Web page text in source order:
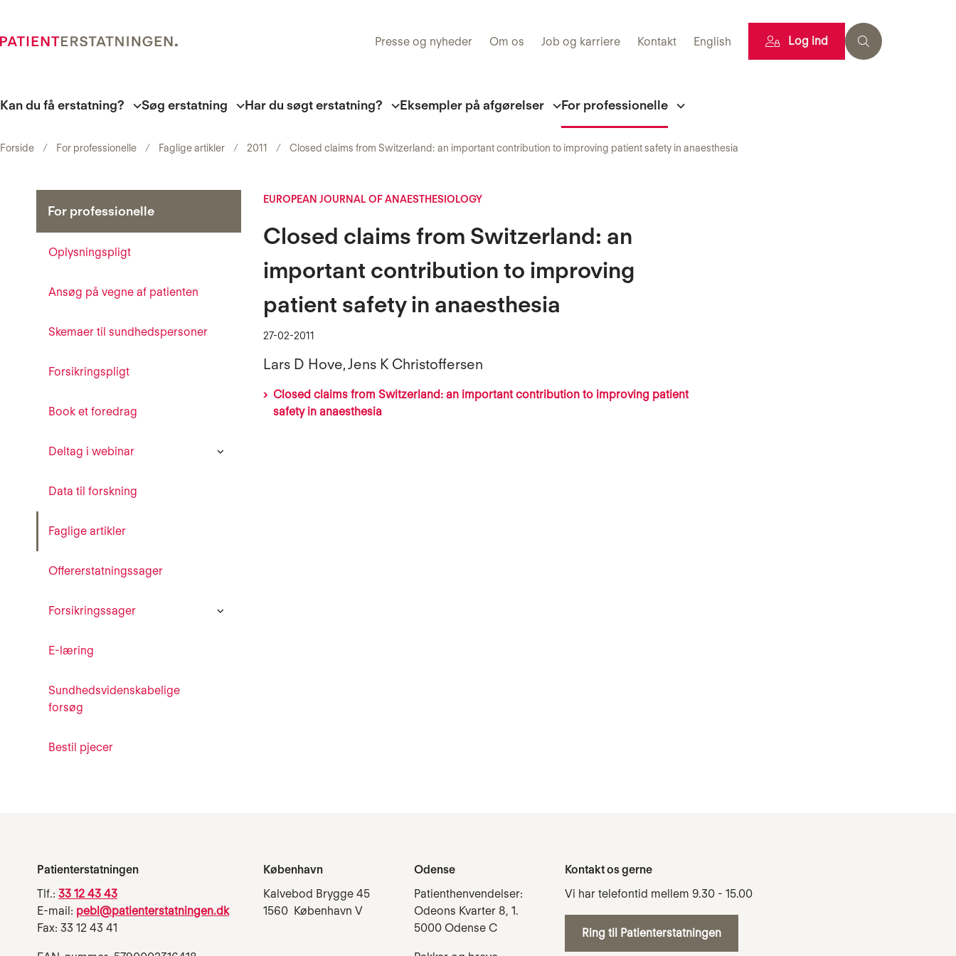
Presse og nyheder Om os Job og karriere Kontakt English Log ind
Kan du få erstatning? Søg erstatning Har du søgt erstatning? Eksempler på afgørelser For professionelle
Forside For professionelle Faglige artikler 2011 Closed claims from Switzerland: an important contribution to improving patient safety in anaesthesia
For professionelle
Oplysningspligt
Ansøg på vegne af patienten
Skemaer til sundhedspersoner
Forsikringspligt
Book et foredrag
Deltag i webinar
Data til forskning
Faglige artikler
Offererstatningssager
Forsikringssager
E-læring
Sundhedsvidenskabelige
forsøg
Bestil pjecer
EUROPEAN JOURNAL OF ANAESTHESIOLOGY
Closed claims from Switzerland: an
important contribution to improving
patient safety in anaesthesia
27-02-2011
Lars D Hove, Jens K Christoffersen
Closed claims from Switzerland: an important contribution to improving patient
safety in anaesthesia
Patienterstatningen
Tlf.: 33 12 43 43
E-mail: pebl@patienterstatningen.dk
Fax: 33 12 43 41
København
Kalvebod Brygge 45
1560 København V
Odense
Patienthenvendelser:
Odeons Kvarter 8, 1.
5000 Odense C
Kontakt os gerne
Vi har telefontid mellem 9.30 - 15.00
Ring til Patienterstatningen